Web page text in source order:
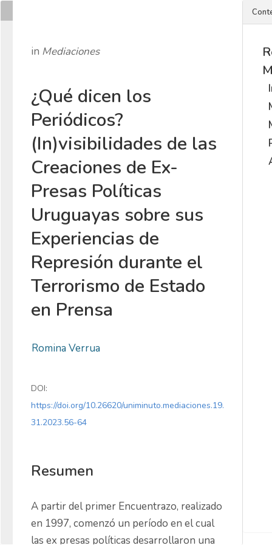
in Mediaciones
¿Qué dicen los
Periódicos?
(In)visibilidades de las
Creaciones de Ex-
Presas Políticas
Uruguayas sobre sus
Experiencias de
Represión durante el
Terrorismo de Estado
en Prensa
Romina Verrua
DOI:
https://doi.org/10.26620/uniminuto.mediaciones.19.
31.2023.56-64
Resumen
A partir del primer Encuentrazo, realizado
en 1997, comenzó un período en el cual
las ex presas políticas desarrollaron una